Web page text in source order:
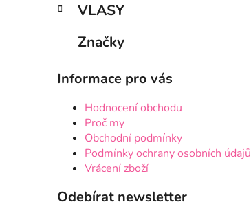
VLASY
Značky
Informace pro vás
Hodnocení obchodu
Proč my
Obchodní podmínky
Podmínky ochrany osobních údajů
Vrácení zboží
Odebírat newsletter